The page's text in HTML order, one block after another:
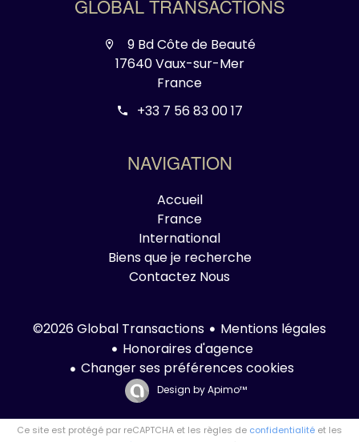
GLOBAL TRANSACTIONS
9 Bd Côte de Beauté
17640 Vaux-sur-Mer
France
+33 7 56 83 00 17
NAVIGATION
Accueil
France
International
Biens que je recherche
Contactez Nous
©2026 Global Transactions
Mentions légales
Honoraires d'agence
Changer ses préférences cookies
Design byApimo™
Ce site est protégé par reCAPTCHA et les règles de confidentialité et les